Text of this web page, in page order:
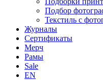
Подбор
Текстиль с
Журналы
Сертификаты
Мерч
Рамы
Sale
EN